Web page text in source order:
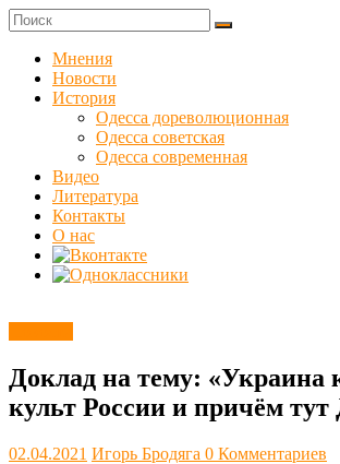
Skip
to
content
Куликовец
Сайт
одесского
сопротивления
Мнения
Новости
История
Одесса дореволюционная
Одесса советская
Одесса современная
Видео
Литература
Контакты
О нас
Доклад на тему: «Украина
культ России и причём тут
02.04.2021 Игорь Бродяга 0 Комментариев